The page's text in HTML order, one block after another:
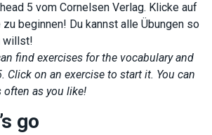
5 vom Cornelsen Verlag. Klicke auf
beginnen! Du kannst alle Übungen so
willst!
find exercises for the vocabulary and
Click on an exercise to start it. You can
often as you like!
go